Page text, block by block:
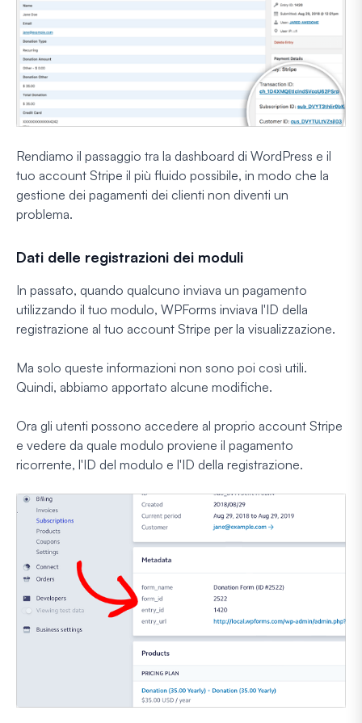
Rendiamo il passaggio tra la dashboard di WordPress e il
tuo account Stripe il più fluido possibile, in modo che la
gestione dei pagamenti dei clienti non diventi un
problema.
Dati delle registrazioni dei moduli
In passato, quando qualcuno inviava un pagamento
utilizzando il tuo modulo, WPForms inviava l'ID della
registrazione al tuo account Stripe per la visualizzazione.
Ma solo queste informazioni non sono poi così utili.
Quindi, abbiamo apportato alcune modifiche.
Ora gli utenti possono accedere al proprio account Stripe
e vedere da quale modulo proviene il pagamento
ricorrente, l'ID del modulo e l'ID della registrazione.